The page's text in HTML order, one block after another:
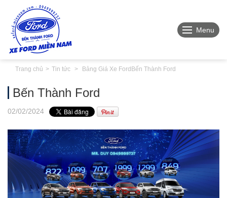
Menu
Trang chủ Tin tức Bảng Giá Xe Ford Bến Thành Ford
Bến Thành Ford
02/02/2024